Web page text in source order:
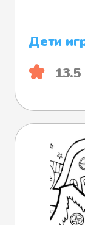
Дети
13.5